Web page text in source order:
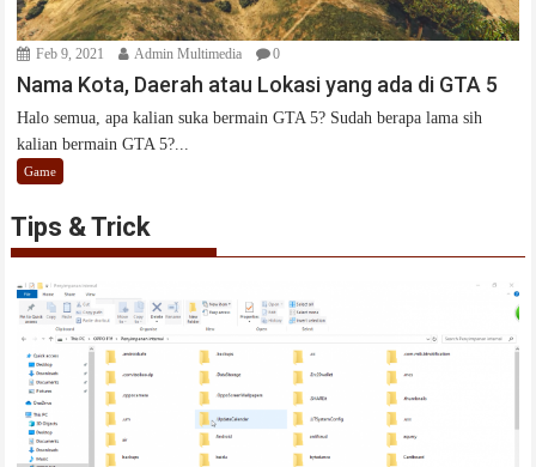
Feb 9, 2021 Admin Multimedia 0
Nama Kota, Daerah atau Lokasi yang ada di GTA 5
Halo semua, apa kalian suka bermain GTA 5? Sudah berapa lama sih
kalian bermain GTA 5?...
Game
Tips & Trick